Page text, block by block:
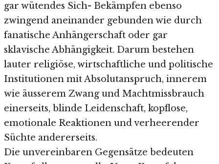
gar wütendes Sich- Bekämpfen ebenso
zwingend aneinander gebunden wie durch
fanatische Anhängerschaft oder gar
sklavische Abhängigkeit. Darum bestehen
lauter religiöse, wirtschaftliche und politische
Institutionen mit Absolutanspruch, innerem
wie äusserem Zwang und Machtmissbrauch
einerseits, blinde Leidenschaft, kopflose,
emotionale Reaktionen und verheerender
Süchte andererseits.
Die unvereinbaren Gegensätze bedeuten